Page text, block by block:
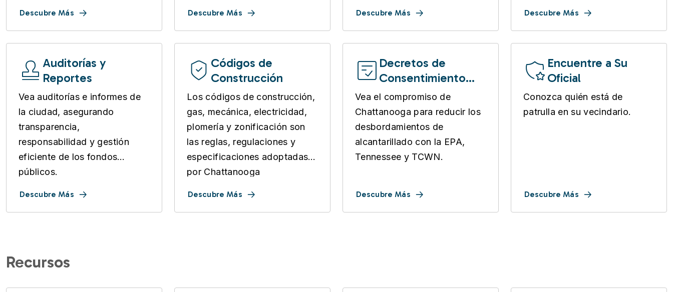
Descubre Más Descubre Más Descubre Más Descubre Más
Auditorías y
Reportes
Vea auditorías e informes de
la ciudad, asegurando
transparencia,
responsabilidad y gestión
eficiente de los fondos
públicos.
Descubre Más
Códigos de
Construcción
Los códigos de construcción,
gas, mecánica, electricidad,
plomería y zonificación son
las reglas, regulaciones y
especificaciones adoptadas
por Chattanooga
Descubre Más
Decretos de
Consentimiento
sobre Aguas
Residuales
Vea el compromiso de
Chattanooga para reducir los
desbordamientos de
alcantarillado con la EPA,
Tennessee y TCWN.
Descubre Más
Encuentre a Su
Oficial
Conozca quién está de
patrulla en su vecindario.
Descubre Más
Recursos